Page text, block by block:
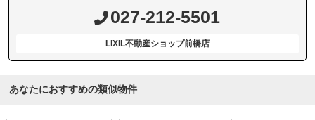
027-212-5501
LIXIL不動産ショップ前橋店
あなたにおすすめの類似物件